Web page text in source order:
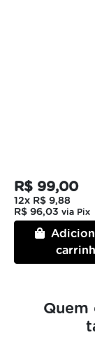
R$ 99,00
12x R$ 9,88
R$ 96,03 via Pix
Quem